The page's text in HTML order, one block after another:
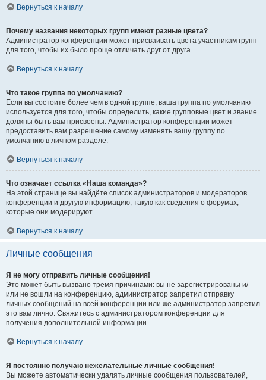
Вернуться к началу
Почему названия некоторых групп имеют разные цвета?
Администратор конференции может присваивать цвета участникам групп
для того, чтобы их было проще отличать друг от друга.
Вернуться к началу
Что такое группа по умолчанию?
Если вы состоите более чем в одной группе, ваша группа по умолчанию
используется для того, чтобы определить, какие групповые цвет и звание
должны быть вам присвоены. Администратор конференции может
предоставить вам разрешение самому изменять вашу группу по
умолчанию в личном разделе.
Вернуться к началу
Что означает ссылка «Наша команда»?
На этой странице вы найдёте список администраторов и модераторов
конференции и другую информацию, такую как сведения о форумах,
которые они модерируют.
Вернуться к началу
Личные сообщения
Я не могу отправить личные сообщения!
Это может быть вызвано тремя причинами: вы не зарегистрированы и/
или не вошли на конференцию, администратор запретил отправку
личных сообщений на всей конференции или же администратор запретил
это вам лично. Свяжитесь с администратором конференции для
получения дополнительной информации.
Вернуться к началу
Я постоянно получаю нежелательные личные сообщения!
Вы можете автоматически удалять личные сообщения пользователей,